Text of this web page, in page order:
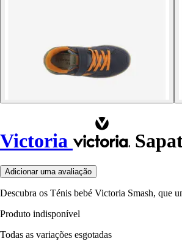
Victoria
Adicionar uma avaliação
Descubra os Ténis bebé Victoria Smash, que
Produto indisponível
Todas as variações esgotadas